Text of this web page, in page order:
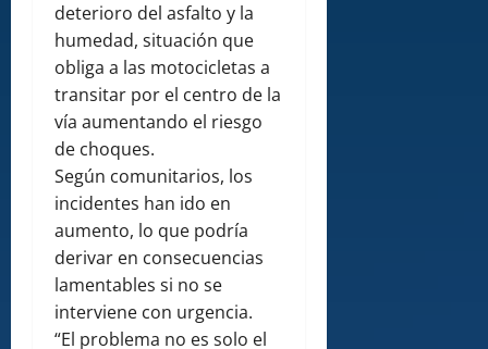
deterioro del asfalto y la
humedad, situación que
obliga a las motocicletas a
transitar por el centro de la
vía aumentando el riesgo
de choques.
Según comunitarios, los
incidentes han ido en
aumento, lo que podría
derivar en consecuencias
lamentables si no se
interviene con urgencia.
“El problema no es solo el